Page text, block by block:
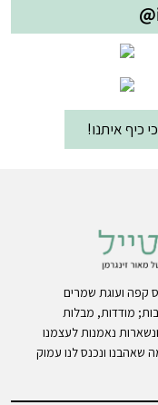
כיף איתנו!
קפה ועוגת שמרים
מודדות, מבלות
נאמנות לעצמנו
שאהבנו ונכנס לנו עמוק